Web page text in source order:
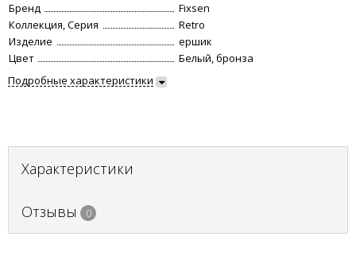
Бренд
Fixsen
Коллекция, Серия
Retro
Изделие
ершик
Цвет
Белый, бронза
Подробные характеристики
Характеристики
Отзывы 0